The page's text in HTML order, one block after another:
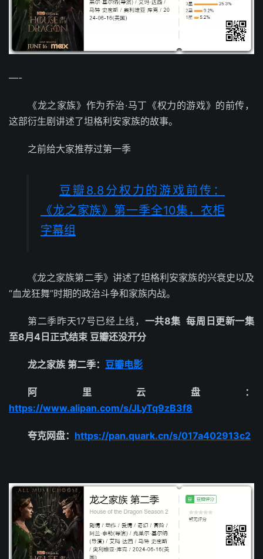
—-
《龙之家族》作为乔治·马丁《权力的游戏》的前传，
这部衍生剧讲述了坦格利安家族的故事。
之前给大家推荐过第一季
豆瓣8.8分权力的游戏前传：
《龙之家族》第一季全10集，衣柜
字幕组
《龙之家族第二季》讲述了坦格利安家族的兴衰史以及
“血龙狂舞”时期的政治斗争和家族内战。
第二季昨天17号已经上线， 一共8集 每周日更新一集
至8月4日正式结束 豆瓣还没开分
龙之家族 第二季： 豆瓣电影
阿里云盘：
https://www.alipan.com/s/JLyTq9zB3f8
夸克网盘： https://pan.quark.cn/s/017a402913c2